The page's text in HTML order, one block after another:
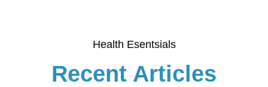
Health Esentsials
Recent Articles